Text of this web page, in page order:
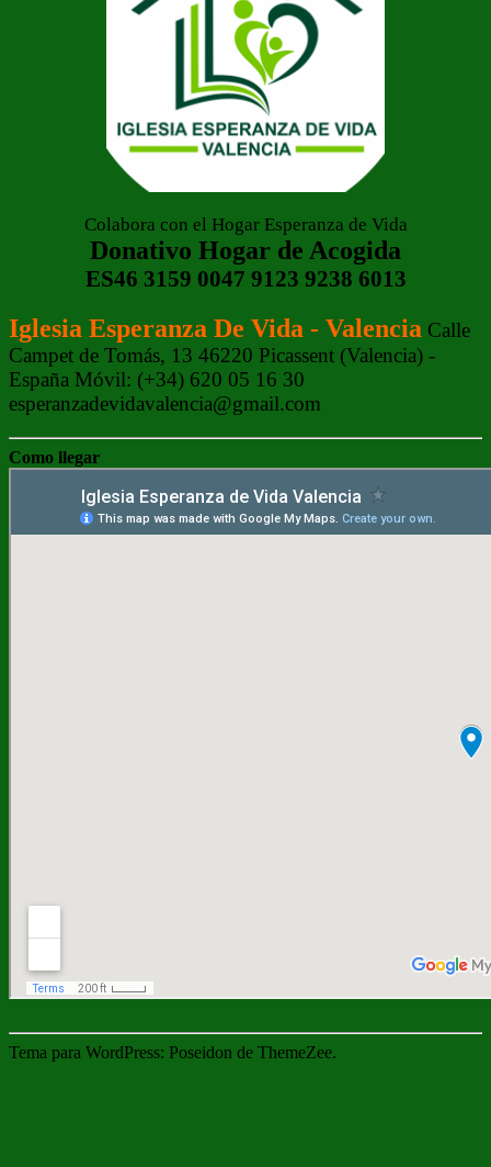
Colabora con el Hogar Esperanza de Vida
Donativo Hogar de Acogida
ES46 3159 0047 9123 9238 6013
Iglesia Esperanza De Vida - Valencia Calle
Campet de Tomás, 13 46220 Picassent (Valencia) -
España Móvil: (+34) 620 05 16 30
esperanzadevidavalencia@gmail.com
Como llegar
Tema para WordPress: Poseidon de ThemeZee.